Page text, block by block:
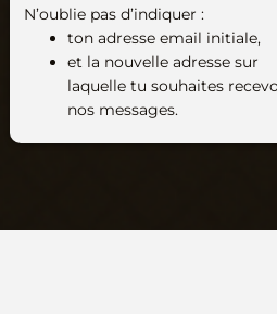
N’oublie pas d’indiquer :
ton adresse email initiale,
et la nouvelle adresse sur
laquelle tu souhaites
nos messages.